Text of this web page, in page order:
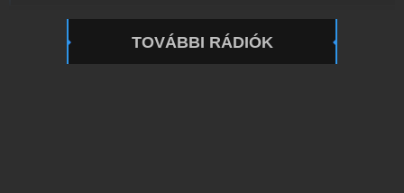
TOVÁBBI RÁDIÓK